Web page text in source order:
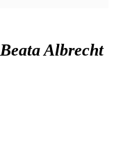
Beata Albrecht